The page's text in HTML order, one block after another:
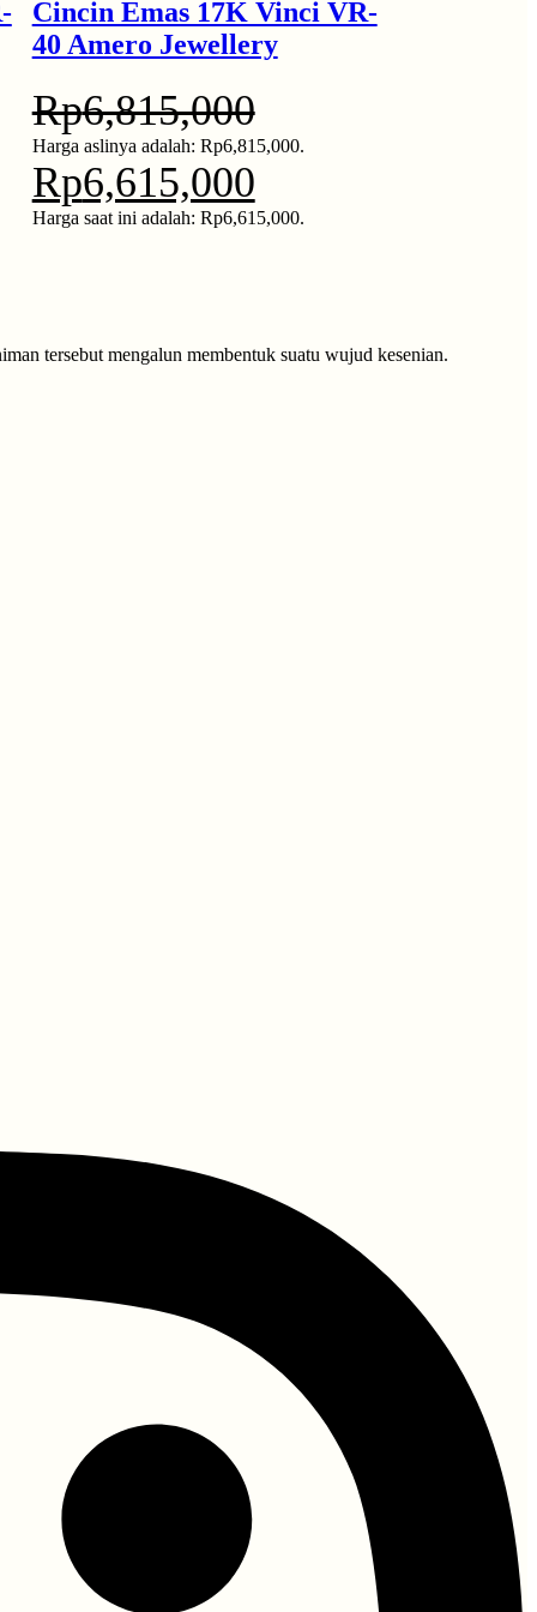
Cincin Emas 17K Vinci VR-
40 Amero Jewellery
Rp6,815,000
Harga aslinya adalah: Rp6,815,000.
Rp6,615,000
Harga saat ini adalah: Rp6,615,000.
tersebut mengalun membentuk suatu wujud kesenian.